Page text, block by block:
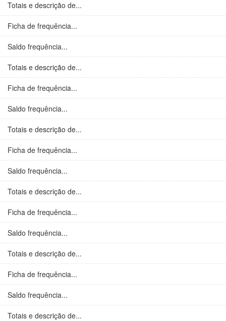
Totais e descrição de...
Ficha de frequência...
Saldo frequência...
Totais e descrição de...
Ficha de frequência...
Saldo frequência...
Totais e descrição de...
Ficha de frequência...
Saldo frequência...
Totais e descrição de...
Ficha de frequência...
Saldo frequência...
Totais e descrição de...
Ficha de frequência...
Saldo frequência...
Totais e descrição de...